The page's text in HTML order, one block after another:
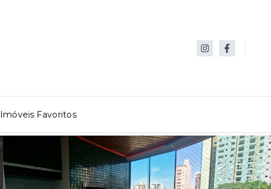
Imóveis Favoritos